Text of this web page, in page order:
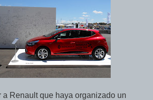
a Renault que haya organizado un